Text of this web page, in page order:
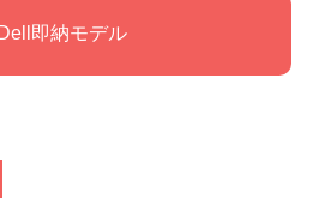
Dell即納モデル